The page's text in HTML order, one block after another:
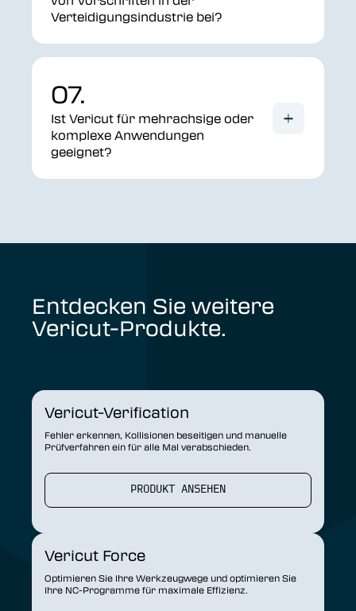
Verteidigungsindustrie bei?
07.
Ist Vericut für mehrachsige oder
komplexe Anwendungen
geeignet?
Entdecken Sie weitere
Vericut-Produkte.
Vericut-Verification
Fehler erkennen, Kollisionen beseitigen und manuelle
Prüfverfahren ein für alle Mal verabschieden.
PRODUKT ANSEHEN
Vericut Force
Optimieren Sie Ihre Werkzeugwege und optimieren Sie
Ihre NC-Programme für maximale Effizienz.